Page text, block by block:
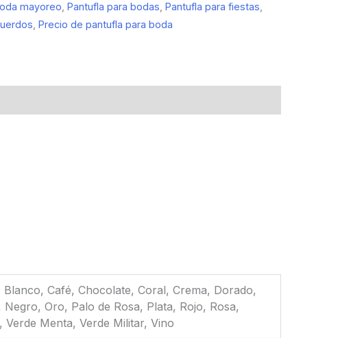
mayoreo Pantufla para bodas Pantufla para fiestas
Precio de pantufla para boda
Café, Chocolate, Coral, Crema, Dorado,
Oro, Palo de Rosa, Plata, Rojo, Rosa,
Verde Menta, Verde Militar, Vino